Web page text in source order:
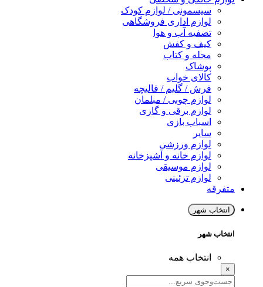
سیسمونی / لوازم کودک
لوازم اداری فروشگاهی
تصفیه آب و هوا
کیف و کفش
مجله و کتاب
پوشاک
کالای خواب
فرش / گلیم / قالیچه
لوازم چوبی / مبلمان
لوازم برقی و گازی
اسباب بازی
سایر
لوازم ورزشی
لوازم خانه و آشپزخانه
لوازم موسیقی
لوازم تزئینی
متفرقه
انتخاب شهر
انتخاب شهر
انتخاب همه
×